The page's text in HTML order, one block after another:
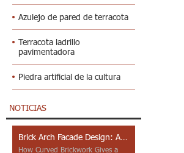
Azulejo de pared de terracota
Terracota ladrillo
pavimentadora
Piedra artificial de la cultura
NOTICIAS
Brick Arch Facade Design: A Closer Look at Yiwu Place
How Curved Brickwork Gives a